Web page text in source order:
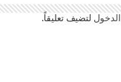
لتضيف تعليقاً.